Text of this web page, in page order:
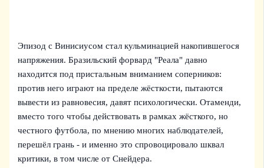
Эпизод с Винисиусом стал кульминацией накопившегося
напряжения. Бразильский форвард "Реала" давно
находится под пристальным вниманием соперников:
против него играют на пределе жёсткости, пытаются
вывести из равновесия, давят психологически. Отаменди,
вместо того чтобы действовать в рамках жёсткого, но
честного футбола, по мнению многих наблюдателей,
перешёл грань - и именно это спровоцировало шквал
критики, в том числе от Снейдера.